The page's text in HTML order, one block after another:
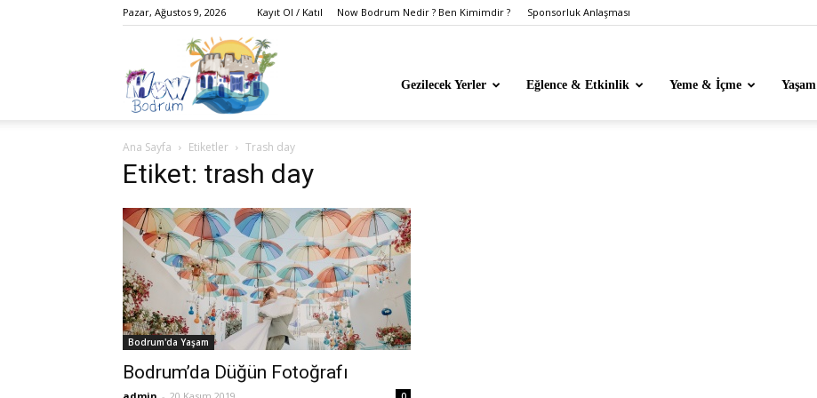
Pazar, Ağustos 9, 2026 Kayıt Ol / Katıl Now Bodrum Nedir ? Ben Kimimdir ? Sponsorluk Anlaşması
Gezi,
Yaşam,
Eğlence,
Gezilecek Yerler Eğlence & Etkinlik Yeme & İçme Yaşam
Ana Sayfa Etiketler Trash day
Etiket: trash day
Bodrum'da Yaşam
Bodrum’da Düğün Fotoğrafı